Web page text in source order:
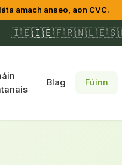
amach anseo, aon CVC.
🇮🇪🇮🇪🇫🇷🇳🇱🇪🇸
Blag Fúinn